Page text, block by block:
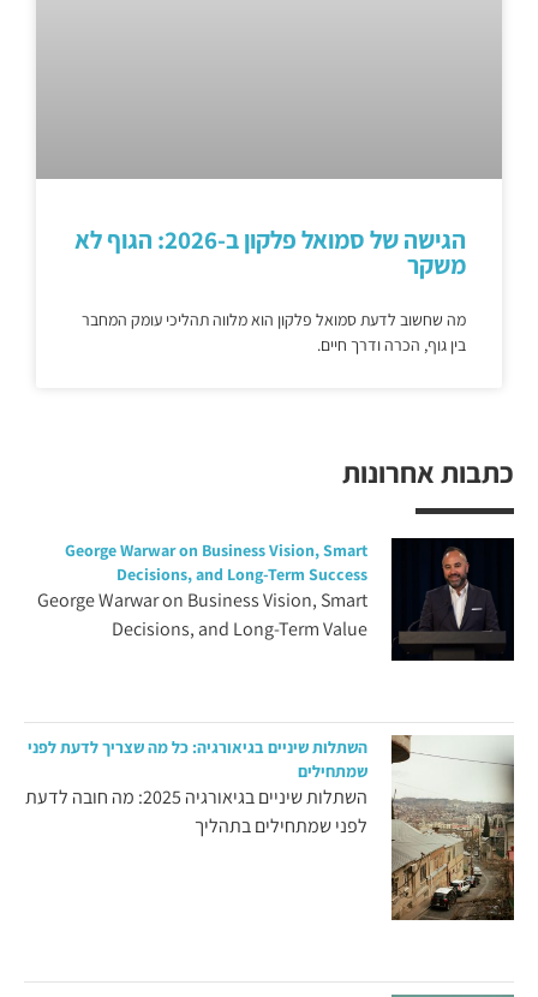
כתבות אחרונות
George Warwar on Business Vision, Smart
Decisions, and Long-Term Success
George Warwar on Business Vision, Smart
Decisions, and Long-Term Value
השתלות שיניים בגיאורגיה: כל מה שצריך לדעת לפני
שמתחילים
השתלות שיניים בגיאורגיה 2025: מה חובה לדעת
לפני שמתחילים בתהליך
הגישה של סמואל פלקון ב-2026: הגוף לא
משקר
מה שחשוב לדעת סמואל פלקון הוא מלווה תהליכי עומק המחבר
בין גוף, הכרה ודרך חיים.